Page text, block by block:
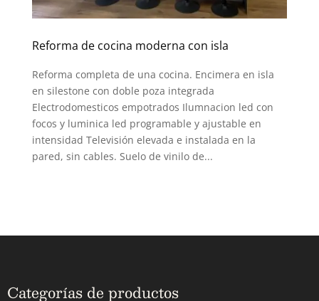
Reforma de cocina moderna con isla
Reforma completa de una cocina. Encimera en isla
en silestone con doble poza integrada
Electrodomesticos empotrados Ilumnacion led con
focos y luminica led programable y ajustable en
intensidad Televisión elevada e instalada en la
pared, sin cables. Suelo de vinilo de...
Categorías de productos